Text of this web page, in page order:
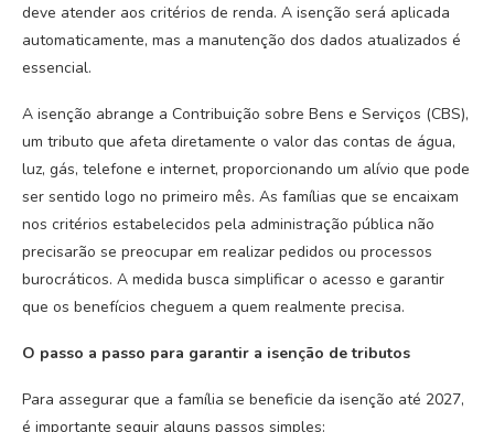
deve atender aos critérios de renda. A isenção será aplicada
automaticamente, mas a manutenção dos dados atualizados é
essencial.
A isenção abrange a Contribuição sobre Bens e Serviços (CBS),
um tributo que afeta diretamente o valor das contas de água,
luz, gás, telefone e internet, proporcionando um alívio que pode
ser sentido logo no primeiro mês. As famílias que se encaixam
nos critérios estabelecidos pela administração pública não
precisarão se preocupar em realizar pedidos ou processos
burocráticos. A medida busca simplificar o acesso e garantir
que os benefícios cheguem a quem realmente precisa.
O passo a passo para garantir a isenção de tributos
Para assegurar que a família se beneficie da isenção até 2027,
é importante seguir alguns passos simples: